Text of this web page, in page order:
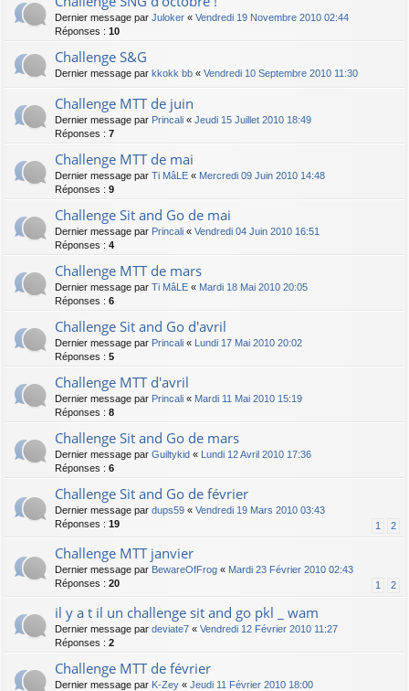
Dernier message par Juloker « Vendredi 19 Novembre 2010 02:44
Réponses : 10
Challenge S&G
Dernier message par kkokk bb « Vendredi 10 Septembre 2010 11:30
Challenge MTT de juin
Dernier message par Princali « Jeudi 15 Juillet 2010 18:49
Réponses : 7
Challenge MTT de mai
Dernier message par Ti MâLE « Mercredi 09 Juin 2010 14:48
Réponses : 9
Challenge Sit and Go de mai
Dernier message par Princali « Vendredi 04 Juin 2010 16:51
Réponses : 4
Challenge MTT de mars
Dernier message par Ti MâLE « Mardi 18 Mai 2010 20:05
Réponses : 6
Challenge Sit and Go d'avril
Dernier message par Princali « Lundi 17 Mai 2010 20:02
Réponses : 5
Challenge MTT d'avril
Dernier message par Princali « Mardi 11 Mai 2010 15:19
Réponses : 8
Challenge Sit and Go de mars
Dernier message par Guiltykid « Lundi 12 Avril 2010 17:36
Réponses : 6
Challenge Sit and Go de février
Dernier message par dups59 « Vendredi 19 Mars 2010 03:43
Réponses : 19 1 2
Challenge MTT janvier
Dernier message par BewareOfFrog « Mardi 23 Février 2010 02:43
Réponses : 20 1 2
il y a t il un challenge sit and go pkl _ wam
Dernier message par deviate7 « Vendredi 12 Février 2010 11:27
Réponses : 2
Challenge MTT de février
Dernier message par K-Zey « Jeudi 11 Février 2010 18:00